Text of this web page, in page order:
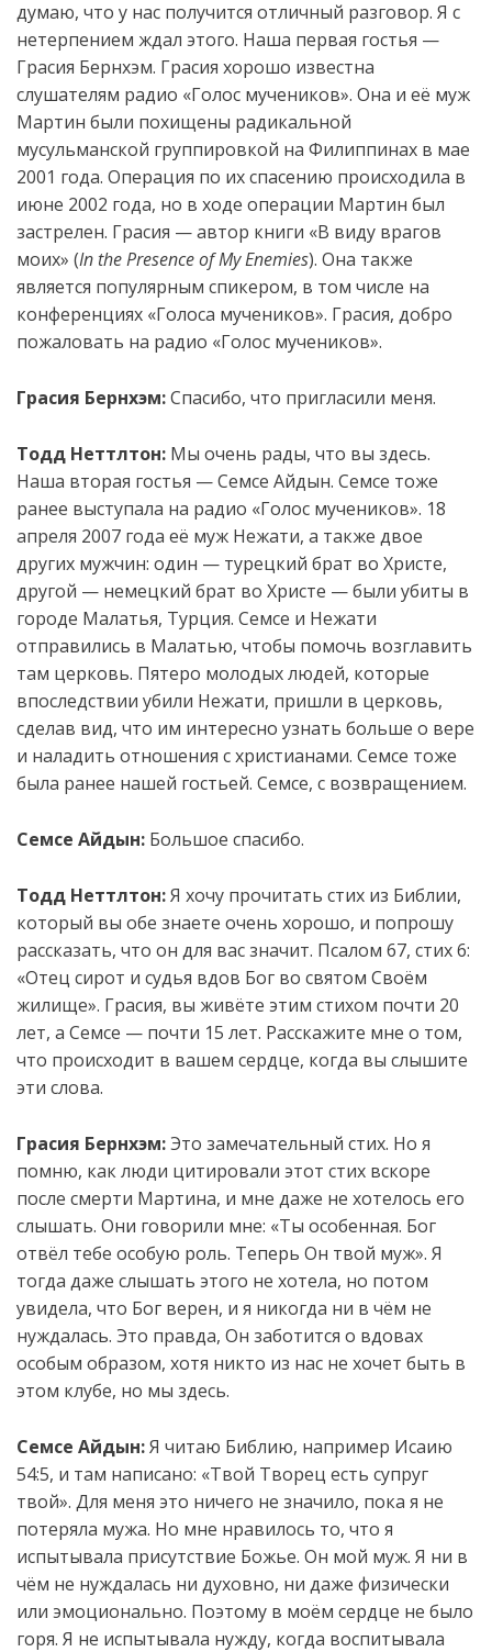
думаю, что у нас получится отличный разговор. Я с
нетерпением ждал этого. Наша первая гостья —
Грасия Бернхэм. Грасия хорошо известна
слушателям радио «Голос мучеников». Она и её муж
Мартин были похищены радикальной
мусульманской группировкой на Филиппинах в мае
2001 года. Операция по их спасению происходила в
июне 2002 года, но в ходе операции Мартин был
застрелен. Грасия —автор книги «В виду врагов
моих» (In the Presence of My Enemies). Она также
является популярным спикером, в том числе на
конференциях «Голоса мучеников». Грасия, добро
пожаловать на радио «Голос мучеников».
Грасия Бернхэм:Спасибо, что пригласили меня.
Тодд Неттлтон: Мы очень рады, что вы здесь.
Наша вторая гостья — Семсе Айдын. Семсе тоже
ранее выступала на радио «Голос мучеников». 18
апреля 2007 года её муж Нежати, а также двое
других мужчин: один — турецкий брат во Христе,
другой — немецкий брат во Христе — были убиты в
городе Малатья, Турция. Семсе и Нежати
отправились в Малатью, чтобы помочь возглавить
там церковь. Пятеро молодых людей, которые
впоследствии убили Нежати, пришли в церковь,
сделав вид, что им интересно узнать больше о вере
и наладить отношения с христианами. Семсе тоже
была ранее нашей гостьей. Семсе, с возвращением.
Семсе Айдын: Большое спасибо.
Тодд Неттлтон:Я хочу прочитать стих из Библии,
который вы обе знаете очень хорошо, и попрошу
рассказать, что он для вас значит. Псалом 67, стих 6:
«Отец сирот и судья вдов Бог во святом Своём
жилище». Грасия, вы живёте этим стихом почти 20
лет, а Семсе — почти 15 лет. Расскажите мне о том,
что происходит в вашем сердце, когда вы слышите
эти слова.
Грасия Бернхэм:Это замечательный стих. Но я
помню, как люди цитировали этот стих вскоре
после смерти Мартина, и мне даже не хотелось его
слышать. Они говорили мне: «Ты особенная. Бог
отвёл тебе особую роль. Теперь Он твой муж». Я
тогда даже слышать этого не хотела, но потом
увидела, что Бог верен, и я никогда ни в чём не
нуждалась. Это правда, Он заботится о вдовах
особым образом, хотя никто из нас не хочет быть в
этом клубе, но мы здесь.
Семсе Айдын:Я читаю Библию, например Исаию
54:5, и там написано: «Твой Творец есть супруг
твой». Для меня это ничего не значило, пока я не
потеряла мужа. Но мне нравилось то, что я
испытывала присутствие Божье. Он мой муж. Я ни в
чём не нуждалась ни духовно, ни даже физически
или эмоционально. Поэтому в моём сердце не было
горя. Я не испытывала нужду, когда воспитывала